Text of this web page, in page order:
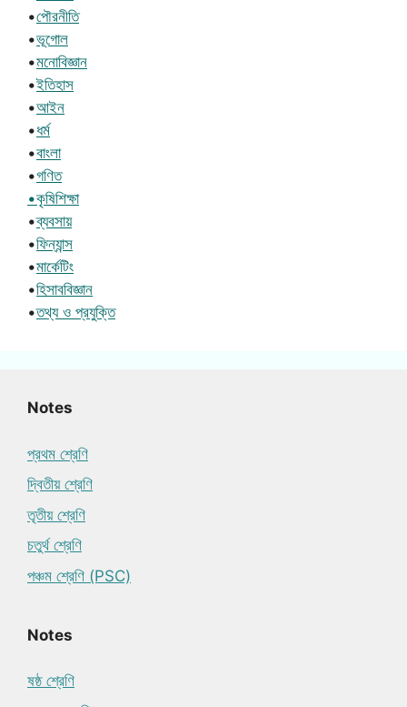
•পৌরনীতি
•ভূগোল
•মনোবিজ্ঞান
•ইতিহাস
•আইন
•ধর্ম
•বাংলা
•গণিত
•কৃষিশিক্ষা
•ব্যবসায়
•ফিন্যান্স
•মার্কেটিং
•হিসাববিজ্ঞান
•তথ্য ও প্রযুক্তি
Notes
প্রথম শ্রেণি
দ্বিতীয় শ্রেণি
তৃতীয় শ্রেণি
চতুর্থ শ্রেণি
পঞ্চম শ্রেণি (PSC)
Notes
ষষ্ঠ শ্রেণি